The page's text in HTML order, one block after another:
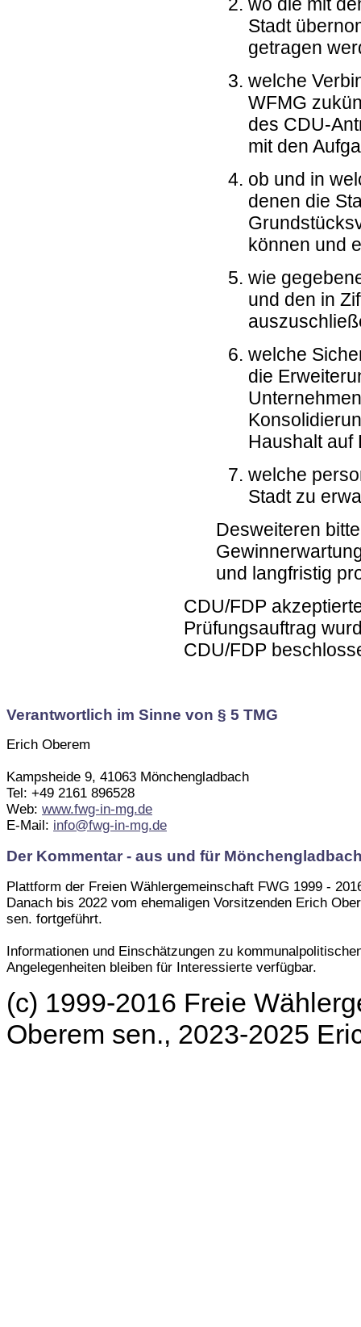
Stadt
getragen
welche
WFMG
des CDU-
mit den
ob und in
denen die
können und
wie
und den in
welche
die
Haushalt auf
welche
Stadt zu
Desweiteren
und langfristig
CDU/FDP
Prüfungsauftrag
CDU/FDP
Verantwortlich im Sinne von § 5 TMG
Erich Oberem
Kampsheide 9, 41063 Mönchengladbach
Tel: +49 2161 896528
Web: www.fwg-in-mg.de
E-Mail: info@fwg-in-mg.de
Der Kommentar - aus und für
Plattform der Freien Wählergemeinschaft FWG 1999 -
Danach bis 2022 vom ehemaligen Vorsitzenden Erich
sen. fortgeführt.
Informationen und Einschätzungen zu
Angelegenheiten bleiben für Interessierte verfügbar.
(c) 1999-2016 Freie
Oberem sen., 2023-2025